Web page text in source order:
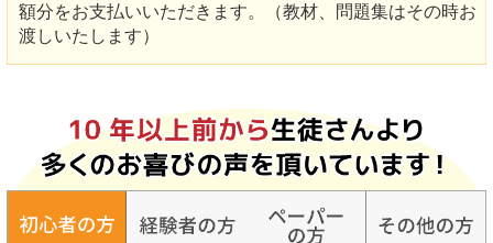
額分をお支払いいただきます。（教材、問題集はその時お
渡しいたします）